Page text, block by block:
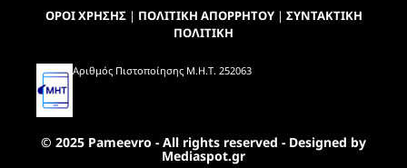
ΟΡΟΙ ΧΡΗΣΗΣ| ΠΟΛΙΤΙΚΗ ΑΠΟΡΡΗΤΟΥ| ΣΥΝΤΑΚΤΙΚΗ
ΠΟΛΙΤΙΚΗ
Αριθμός Πιστοποίησης Μ.Η.Τ. 252063
© 2025 Pameevro - All rights reserved - Designed by
Mediaspot.gr